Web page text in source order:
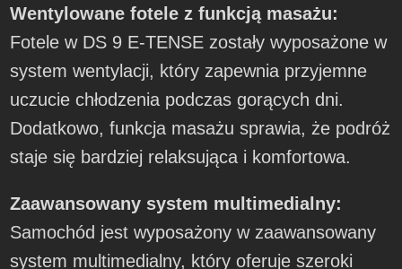
Wentylowane fotele z funkcją masażu:
Fotele w DS 9 E-TENSE zostały wyposażone w
system wentylacji, który zapewnia przyjemne
uczucie chłodzenia podczas gorących dni.
Dodatkowo, funkcja masażu sprawia, że podróż
staje się bardziej relaksująca i komfortowa.
Zaawansowany system multimedialny:
Samochód jest wyposażony w zaawansowany
system multimedialny, który oferuje szeroki